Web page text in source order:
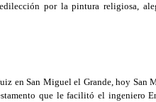
por la pintura religiosa,
en San Miguel el Grande, hoy San
que le facilitó el ingeniero